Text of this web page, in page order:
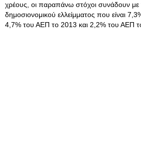
χρέους, οι παραπάνω στόχοι συνάδουν με
δημοσιονομικού ελλείμματος που είναι
4,7% του ΑΕΠ το 2013 και 2,2% του ΑΕΠ